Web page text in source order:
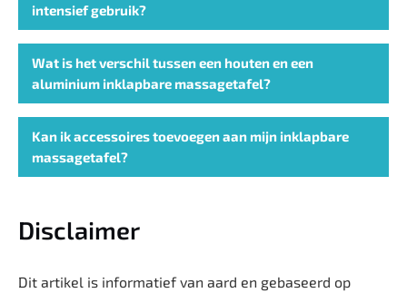
intensief gebruik?
Wat is het verschil tussen een houten en een
aluminium inklapbare massagetafel?
Kan ik accessoires toevoegen aan mijn inklapbare
massagetafel?
Disclaimer
Dit artikel is informatief van aard en gebaseerd op